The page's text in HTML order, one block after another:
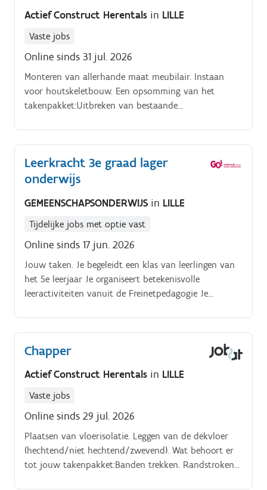
Actief Construct Herentals in LILLE
Vaste jobs
Online sinds 31 jul. 2026
Monteren van allerhande maat meubilair. Instaan
voor houtskeletbouw. Een opsomming van het
takenpakket:Uitbreken van bestaande
Leerkracht 3e graad lager
onderwijs
GEMEENSCHAPSONDERWIJS in LILLE
Tijdelijke jobs met optie vast
Online sinds 17 jun. 2026
Jouw taken. Je begeleidt een klas van leerlingen van
het 5e leerjaar Je organiseert betekenisvolle
leeractiviteiten vanuit de Freinetpedagogie Je
leren Je volgt de ontwikkeling van leerlingen op en
differentieert waar nodig Je werkt constructief samen
met collega's, ouders en het zorgteam Jouw profiel.
interesse in de Freinetpedagogie Sterke pedagogische
en communicatieve vaardigheden Teamspeler met een
voltijdse opdracht Een warm en geëngageerd
schoolteam Ruimte voor initiatief, samenwerking en
professionele groei Verloning volgens de geldende
onderwijsbarema's We zijn op zoek naar een
Chapper
Actief Construct Herentals in LILLE
Vaste jobs
Online sinds 29 jul. 2026
Plaatsen van vloerisolatie. Leggen van de dekvloer
(hechtend/niet hechtend/zwevend). Wat behoort er
tot jouw takenpakket:Banden trekken. Randstroken